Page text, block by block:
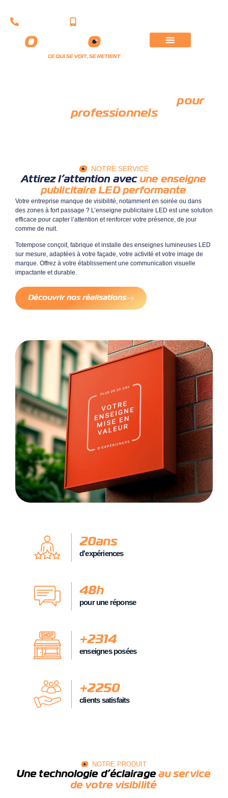
Enseigne publicitaire LEDpour
professionnels
NOTRE SERVICE
Attirez l’attention avec une enseigne
publicitaire LED performante
Votre entreprise manque de visibilité, notamment en soirée ou dans
des zones à fort passage ? L’enseigne publicitaire LED est une solution
efficace pour capter l’attention et renforcer votre présence, de jour
comme de nuit.
Totempose conçoit, fabrique et installe des enseignes lumineuses LED
sur mesure, adaptées à votre façade, votre activité et votre image de
marque. Offrez à votre établissement une communication visuelle
impactante et durable.
Découvrir nos réalisations
20ans
d'expériences
48h
pour une réponse
+2314
enseignes posées
+2250
clients satisfaits
NOTRE PRODUIT
Une technologie d’éclairage au service
de votre visibilité